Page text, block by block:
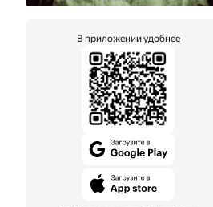
В приложении удобнее